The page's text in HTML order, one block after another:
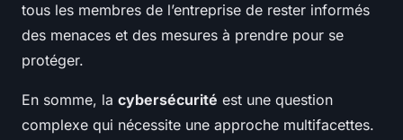
tous les membres de l’entreprise de rester informés
des menaces et des mesures à prendre pour se
protéger.
En somme, la cybersécurité est une question
complexe qui nécessite une approche multifacettes.